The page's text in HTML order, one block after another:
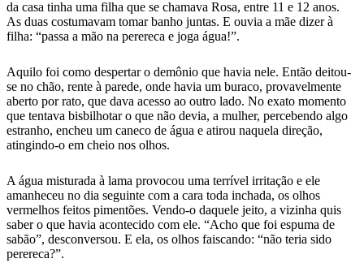
da casa tinha uma filha que se chamava Rosa, entre 11 e 12 anos.
As duas costumavam tomar banho juntas. E ouvia a mãe dizer à
filha: “passa a mão na perereca e joga água!”.
Aquilo foi como despertar o demônio que havia nele. Então deitou-
se no chão, rente à parede, onde havia um buraco, provavelmente
aberto por rato, que dava acesso ao outro lado. No exato momento
que tentava bisbilhotar o que não devia, a mulher, percebendo algo
estranho, encheu um caneco de água e atirou naquela direção,
atingindo-o em cheio nos olhos.
A água misturada à lama provocou uma terrível irritação e ele
amanheceu no dia seguinte com a cara toda inchada, os olhos
vermelhos feitos pimentões. Vendo-o daquele jeito, a vizinha quis
saber o que havia acontecido com ele. “Acho que foi espuma de
sabão”, desconversou. E ela, os olhos faiscando: “não teria sido
perereca?”.